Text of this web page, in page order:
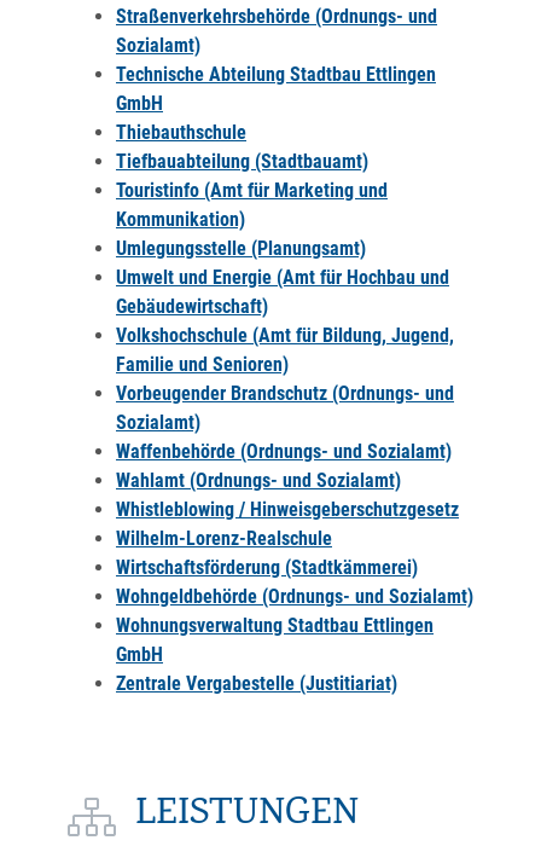
Straßenverkehrsbehörde (Ordnungs- und
Sozialamt)
Technische Abteilung Stadtbau Ettlingen
GmbH
Thiebauthschule
Tiefbauabteilung (Stadtbauamt)
Touristinfo (Amt für Marketing und
Kommunikation)
Umlegungsstelle (Planungsamt)
Umwelt und Energie (Amt für Hochbau und
Gebäudewirtschaft)
Volkshochschule (Amt für Bildung, Jugend,
Familie und Senioren)
Vorbeugender Brandschutz (Ordnungs- und
Sozialamt)
Waffenbehörde (Ordnungs- und Sozialamt)
Wahlamt (Ordnungs- und Sozialamt)
Whistleblowing / Hinweisgeberschutzgesetz
Wilhelm-Lorenz-Realschule
Wirtschaftsförderung (Stadtkämmerei)
Wohngeldbehörde (Ordnungs- und Sozialamt)
Wohnungsverwaltung Stadtbau Ettlingen
GmbH
Zentrale Vergabestelle (Justitiariat)
LEISTUNGEN